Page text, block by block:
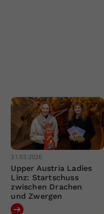
31.03.2026
Upper Austria Ladies
Linz: Startschuss
zwischen Drachen
und Zwergen